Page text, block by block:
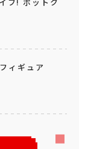
ィギュア